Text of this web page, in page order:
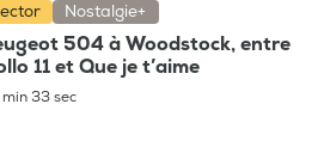
Nostalgie+
504 à Woodstock, entre
11 et Que je t’aime
33 sec